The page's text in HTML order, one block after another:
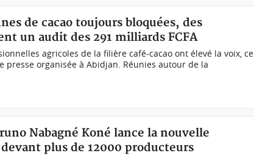
de cacao toujours bloquées, des
un audit des 291 milliards FCFA
agricoles de la filière café-cacao ont élevé la voix, ce
presse organisée à Abidjan. Réunies autour de la
Nabagné Koné lance la nouvelle
plus de 12000 producteurs